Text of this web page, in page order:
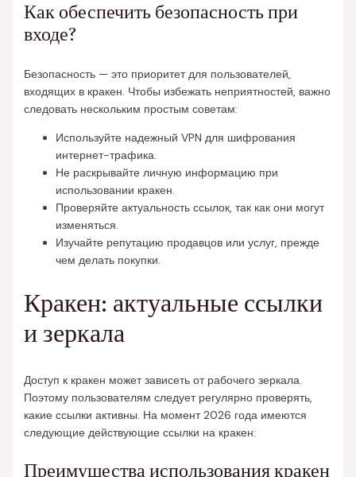
Как обеспечить безопасность при
входе?
Безопасность — это приоритет для пользователей,
входящих в кракен. Чтобы избежать неприятностей, важно
следовать нескольким простым советам:
Используйте надежный VPN для шифрования
интернет-трафика.
Не раскрывайте личную информацию при
использовании кракен.
Проверяйте актуальность ссылок, так как они могут
изменяться.
Изучайте репутацию продавцов или услуг, прежде
чем делать покупки.
Кракен: актуальные ссылки
и зеркала
Доступ к кракен может зависеть от рабочего зеркала.
Поэтому пользователям следует регулярно проверять,
какие ссылки активны. На момент 2026 года имеются
следующие действующие ссылки на кракен:
Преимущества использования кракен